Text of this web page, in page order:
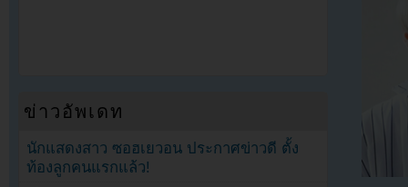
ข่าวอัพเดท
นักแสดงสาว ซอฮเยวอน ประกาศข่าวดี ตั้ง
ท้องลูกคนแรกแล้ว!